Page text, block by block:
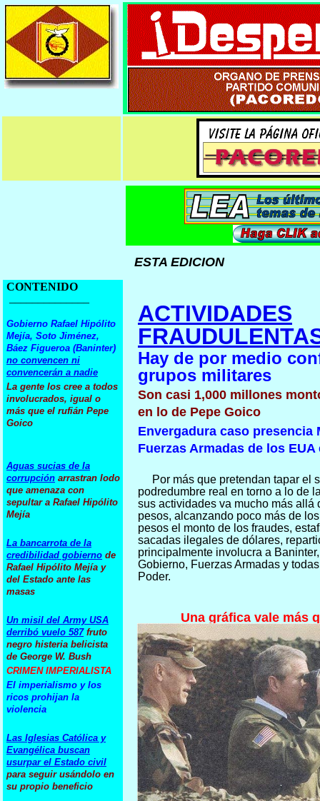
ESTA EDICION
CONTENIDO
Gobierno Rafael Hipólito
Mejía, Soto Jiménez,
Báez Figueroa (Baninter)
no convencen ni
convencerán a nadie
La gente los cree a todos
involucrados, igual o
más que el rufián Pepe
Goico
Aguas sucias de la
corrupción arrastran lodo
que amenaza con
sepultar a Rafael Hipólito
Mejía
La bancarrota de la
credibilidad gobierno de
Rafael Hipólito Mejía y
del Estado ante las
masas
Un misil del Army USA
derribó vuelo 587fruto
negro histeria belicista
de George W. Bush
CRIMEN IMPERIALISTA
El imperialismo y los
ricos prohijan la
violencia
Las Iglesias Católica y
Evangélica buscan
usurpar el Estado civil
para seguir usándolo en
su propio beneficio
ACTIVIDADES
Hay de por medio
grupos militares
Son casi 1,000 millones
en lo de Pepe Goico
Envergadura caso presencia
Fuerzas Armadas de los EUA
Por más que pretendan tapar el
podredumbre real en torno a lo de
sus actividades va mucho más allá
pesos, alcanzando poco más de
pesos el monto de los fraudes,
sacadas ilegales de dólares,
principalmente involucra a
Gobierno, Fuerzas Armadas y
Poder.
Una gráfica vale más